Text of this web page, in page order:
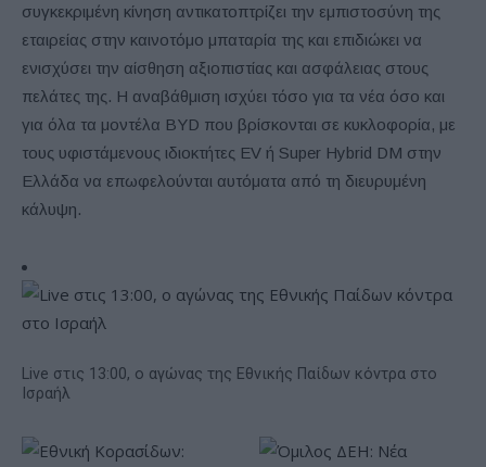
συγκεκριμένη κίνηση αντικατοπτρίζει την εμπιστοσύνη της
εταιρείας στην καινοτόμο μπαταρία της και επιδιώκει να
ενισχύσει την αίσθηση αξιοπιστίας και ασφάλειας στους
πελάτες της. Η αναβάθμιση ισχύει τόσο για τα νέα όσο και
για όλα τα μοντέλα BYD που βρίσκονται σε κυκλοφορία, με
τους υφιστάμενους ιδιοκτήτες EV ή Super Hybrid DM στην
Ελλάδα να επωφελούνται αυτόματα από τη διευρυμένη
κάλυψη.
Live στις 13:00, ο αγώνας της Εθνικής Παίδων κόντρα στο
Ισραήλ